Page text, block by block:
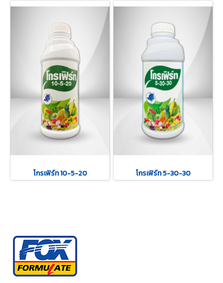
โกรเฟิร์ท 10-5-20 โกรเฟิร์ท 5-30-30